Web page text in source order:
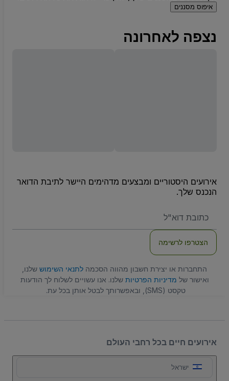
איפוס מסננים
נצפה לאחרונה
אירועים היסטוריים ומבצעים מדהימים היישר לתיבת הדואר
הנכנס שלך.
שלכם
הצטרפו לרשימה
התחברות או יצירת חשבון מהווה הסכמה לתנאי השימוש שלנו,
ואישור של מדיניות הפרטיות שלנו. אנו עשויים לשלוח לך הודעות
טקסט (SMS), ובאפשרותך לבטל אותן בכל עת.
אירועים חיים בכל רחבי העולם
ישראל